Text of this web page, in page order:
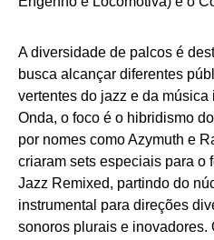
A diversidade de palcos é
busca alcançar diferentes
vertentes do jazz e da
Onda, o foco é o hibridismo
por nomes como Azymuth e
criaram sets especiais para o
Jazz Remixed, partindo do
instrumental para direções
sonoros plurais e inovadores.